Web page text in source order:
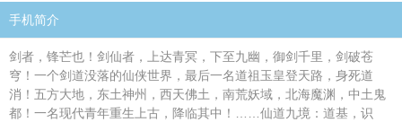
手机简介
剑者，锋芒也！剑仙者，上达青冥，下至九幽，御剑千里，剑破苍
穹！一个剑道没落的仙侠世界，最后一名道祖玉皇登天路，身死道
消！五方大地，东土神州，西天佛土，南荒妖域，北海魔渊，中土鬼
都！一名现代青年重生上古，降临其中！……仙道九境：道基，识